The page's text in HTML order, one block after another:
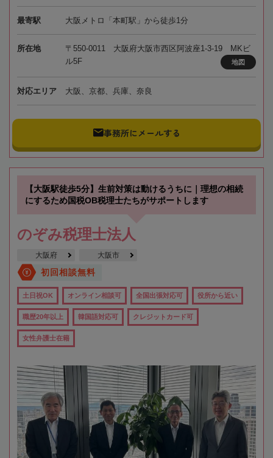
最寄駅 大阪メトロ「本町駅」から徒歩1分
所在地
〒550-0011 大阪府大阪市西区阿波座1-3-19 MKビ
ル5F
地図
対応エリア 大阪、京都、兵庫、奈良
事務所にメールする
【大阪駅徒歩5分】生前対策は動けるうちに｜理想の相続
にするため国税OB税理士たちがサポートします
のぞみ税理士法人
大阪府 大阪市
初回相談無料
土日祝OK オンライン相談可 全国出張対応可 役所から近い
職歴20年以上 韓国語対応可 クレジットカード可
女性弁護士在籍